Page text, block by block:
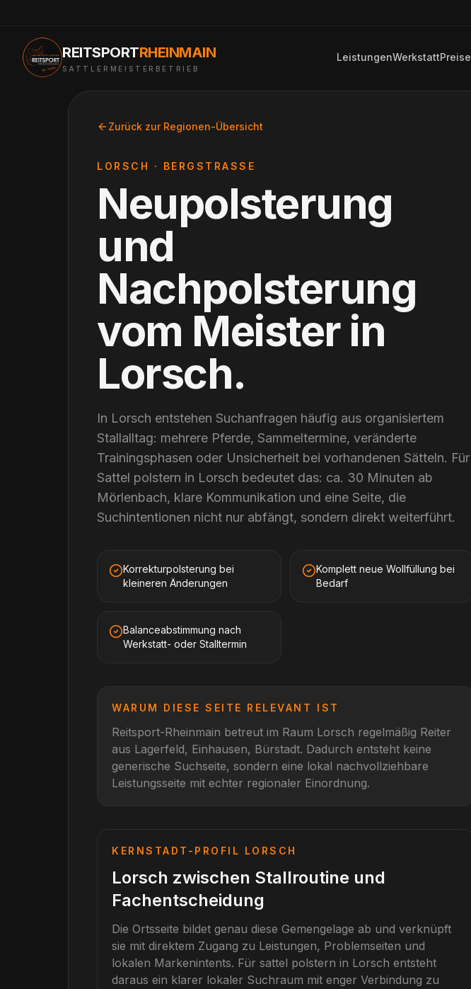
REITSPORTRHEINMAIN
SATTLERMEISTERBETRIEB
LeistungenWerkstattPreise
Zurück zur Regionen-Übersicht
LORSCH · BERGSTRASSE
Neupolsterung
und
Nachpolsterung
vom Meisterin
Lorsch.
In Lorsch entstehen Suchanfragen häufig aus organisiertem
Stallalltag: mehrere Pferde, Sammeltermine, veränderte
Trainingsphasen oder Unsicherheit bei vorhandenen Sätteln. Für
Sattel polstern in Lorsch bedeutet das: ca. 30 Minuten ab
Mörlenbach, klare Kommunikation und eine Seite, die
Suchintentionen nicht nur abfängt, sondern direkt weiterführt.
Korrekturpolsterung bei
kleineren Änderungen
Komplett neue Wollfüllung bei
Bedarf
Balanceabstimmung nach
Werkstatt- oder Stalltermin
WARUM DIESE SEITE RELEVANT IST
Reitsport-Rheinmain betreut im Raum Lorsch regelmäßig Reiter
aus Lagerfeld, Einhausen, Bürstadt. Dadurch entsteht keine
generische Suchseite, sondern eine lokal nachvollziehbare
Leistungsseite mit echter regionaler Einordnung.
KERNSTADT-PROFIL LORSCH
Lorsch zwischen Stallroutine und
Fachentscheidung
Die Ortsseite bildet genau diese Gemengelage ab und verknüpft
sie mit direktem Zugang zu Leistungen, Problemseiten und
lokalen Markenintents. Für sattel polstern in Lorsch entsteht
daraus ein klarer lokaler Suchraum mit enger Verbindung zu